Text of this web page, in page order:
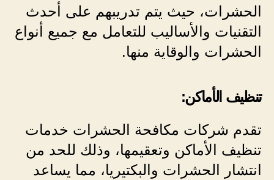
الحشرات، حيث يتم تدريبهم على أحدث
التقنيات والأساليب للتعامل مع جميع أنواع
الحشرات والوقاية منها.
تنظيف الأماكن:
تقدم شركات مكافحة الحشرات خدمات
تنظيف الأماكن وتعقيمها، وذلك للحد من
انتشار الحشرات والبكتيريا، مما يساعد